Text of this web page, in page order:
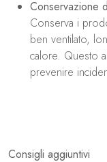
Conservazione
Conserva i
ben ventilato,
calore. Questo
prevenire
Consigli aggiuntivi